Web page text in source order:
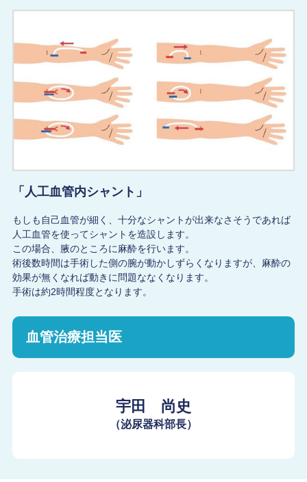
「人工血管内シャント」
もしも自己血管が細く、十分なシャントが出来なさそうであれば
人工血管を使ってシャントを造設します。
この場合、腋のところに麻酔を行います。
術後数時間は手術した側の腕が動かしずらくなりますが、麻酔の
効果が無くなれば動きに問題ななくなります。
手術は約2時間程度となります。
血管治療担当医
宇田 尚史
（泌尿器科部長）